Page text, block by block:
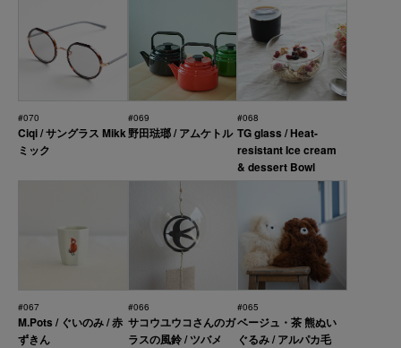
#070
Ciqi / サングラス Mikk
ミック
#069
野田琺瑯 / アムケトル
#068
TG glass / Heat-
resistant Ice cream
& dessert Bowl
#067
M.Pots / ぐいのみ / 赤
ずきん
#066
サコウユウコさんのガ
ラスの風鈴 / ツバメ
#065
ベージュ・茶 熊ぬい
ぐるみ / アルパカ毛